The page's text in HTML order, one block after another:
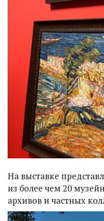
На выставке
из более чем 20
архивов и частных